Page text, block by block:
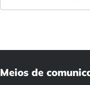
Meios de